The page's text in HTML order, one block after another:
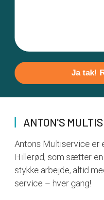
leave
field
empty.
ANTON'S
Antons Multiservice er
Hillerød, som sætter
stykke arbejde, altid
service – hver gang!